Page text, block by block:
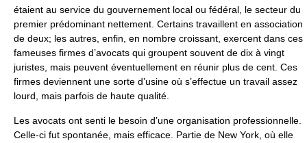
étaient au service du gouvernement local ou fédéral, le secteur du
premier prédominant nettement. Certains travaillent en association
de deux; les autres, enfin, en nombre croissant, exercent dans ces
fameuses firmes d’avocats qui groupent souvent de dix à vingt
juristes, mais peuvent éventuellement en réunir plus de cent. Ces
firmes deviennent une sorte d’usine où s’effectue un travail assez
lourd, mais parfois de haute qualité.
Les avocats ont senti le besoin d’une organisation professionnelle.
Celle-ci fut spontanée, mais efficace. Partie de New York, où elle